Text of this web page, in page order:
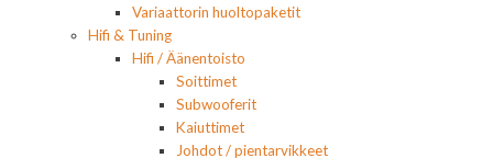
Variaattorin huoltopaketit
Hifi & Tuning
Hifi / Äänentoisto
Soittimet
Subwooferit
Kaiuttimet
Johdot / pientarvikkeet